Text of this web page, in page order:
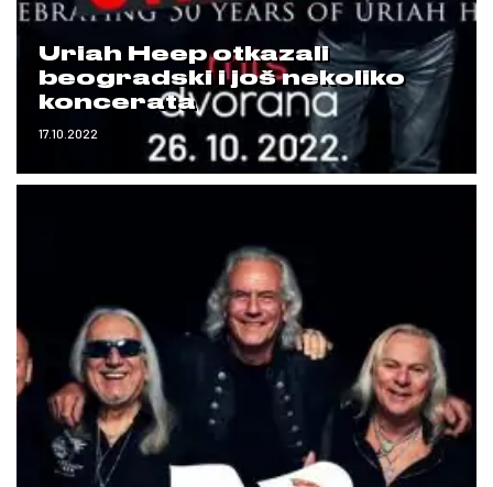
Uriah Heep otkazali
beogradski i još nekoliko
koncerata
17.10.2022